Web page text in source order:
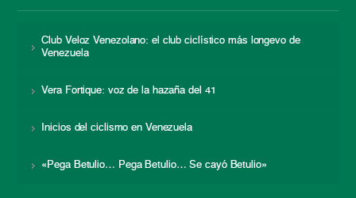
Club Veloz Venezolano: el club ciclístico más longevo de
Venezuela
Vera Fortique: voz de la hazaña del 41
Inicios del ciclismo en Venezuela
«Pega Betulio… Pega Betulio… Se cayó Betulio»